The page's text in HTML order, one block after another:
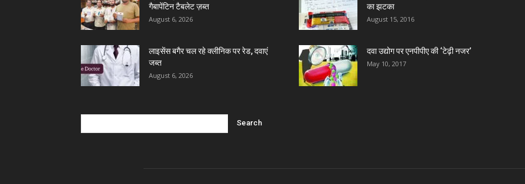
गैबापेंटिन टैबलेट ज़ब्त
August 6, 2026
लाइसेंस बगैर चल रहे क्लीनिक पर रेड, दवाएं
जब्त
August 6, 2026
का झटका
August 15, 2016
दवा उद्योग पर एनपीपीए की ‘टेढ़ी नजर’
May 10, 2017